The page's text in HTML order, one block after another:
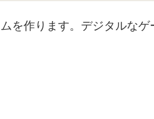
を作ります。デジタルな